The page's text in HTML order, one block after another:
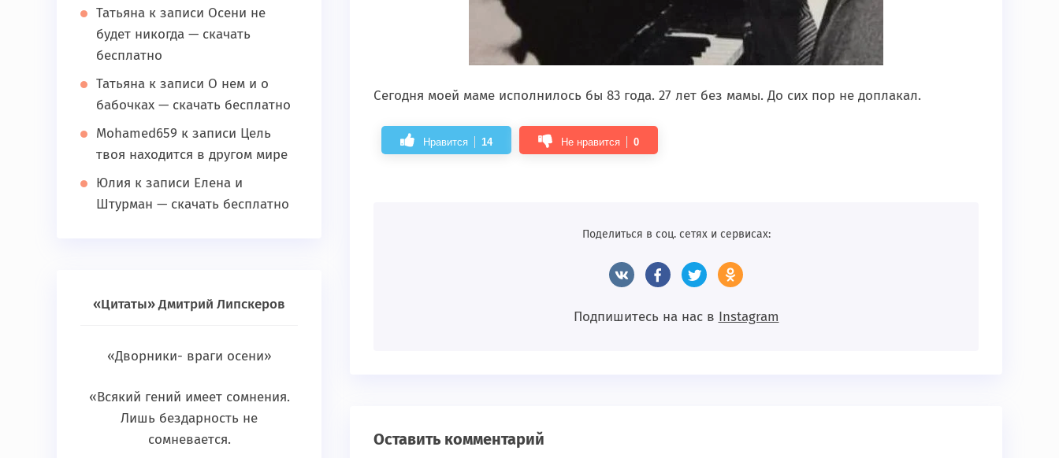
Сегодня моей маме исполнилось бы 83 года. 27 лет без мамы. До сих пор не доплакал.
Нравится 14 Не нравится 0
Поделиться в соц. сетях и сервисах:
Подпишитесь на нас в Instagram
Оставить комментарий
Татьяна к записи Осени не
будет никогда — скачать
бесплатно
Татьяна к записи О нем и о
бабочках — скачать бесплатно
Mohamed659 к записи Цель
твоя находится в другом мире
Юлия к записи Елена и
Штурман — скачать бесплатно
«Цитаты» Дмитрий Липскеров
«Дворники- враги осени»
«Всякий гений имеет сомнения.
Лишь бездарность не
сомневается.